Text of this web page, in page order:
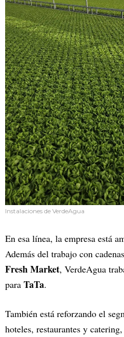
Instalaciones de VerdeAgua
En esa línea, la empresa está
Además del trabajo con
Fresh Market, VerdeAgua
para TaTa.
También está reforzando el
hoteles, restaurantes y